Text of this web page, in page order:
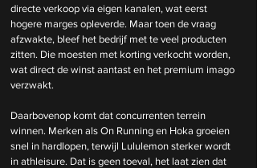
directe verkoop via eigen kanalen, wat eerst
hogere marges opleverde. Maar toen de vraag
afzwakte, bleef het bedrijf met te veel producten
zitten. Die moesten met korting verkocht worden,
wat direct de winst aantast en het premium imago
verzwakt.
Daarbovenop komt dat concurrenten terrein
winnen. Merken als On Running en Hoka groeien
snel in hardlopen, terwijl Lululemon sterker wordt
in athleisure. Dat is geen toeval, het laat zien dat